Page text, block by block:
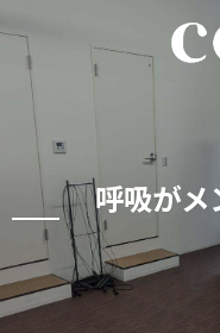
呼吸がメ